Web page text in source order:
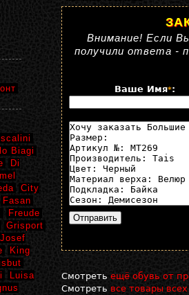
Внимание! Если
получили ответа -
Ваше Имя*:
Смотреть ещё обувь от
Смотреть все товары
Biagi
Di
City
Fasan
Freude
Grisport
Josef
King
Luisa